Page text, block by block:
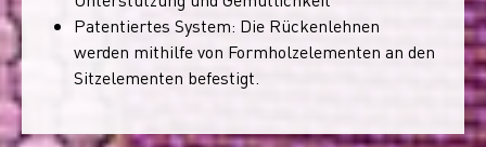
Patentiertes System: Die Rückenlehnen
werden mithilfe von Formholzelementen an den
Sitzelementen befestigt.